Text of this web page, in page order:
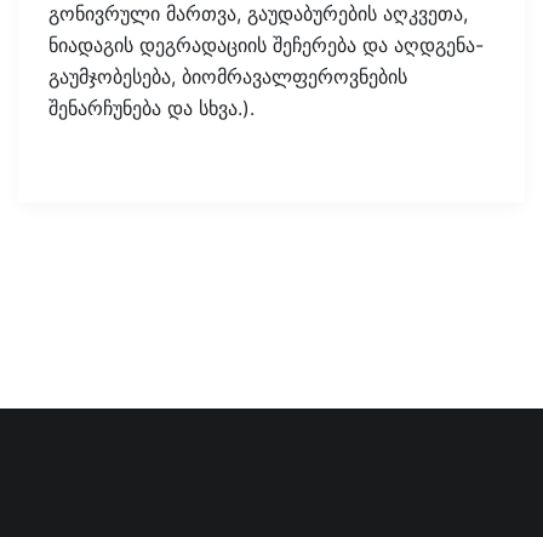
გონივრული მართვა, გაუდაბურების აღკვეთა,
ნიადაგის დეგრადაციის შეჩერება და აღდგენა-
გაუმჯობესება, ბიომრავალფეროვნების
შენარჩუნება და სხვა.).